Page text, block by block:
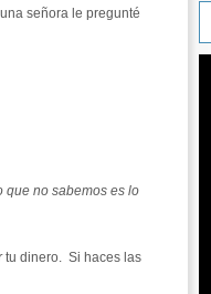
señora le pregunté
que no sabemos es lo
tu dinero. Si haces las